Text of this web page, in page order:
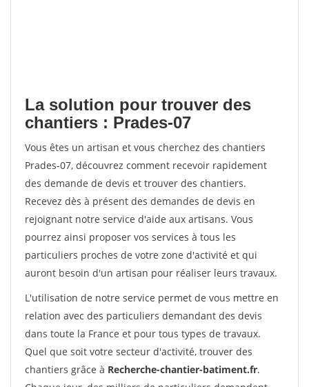
La solution pour trouver des
chantiers : Prades-07
Vous êtes un artisan et vous cherchez des chantiers
Prades-07, découvrez comment recevoir rapidement
des demande de devis et trouver des chantiers.
Recevez dès à présent des demandes de devis en
rejoignant notre service d'aide aux artisans. Vous
pourrez ainsi proposer vos services à tous les
particuliers proches de votre zone d'activité et qui
auront besoin d'un artisan pour réaliser leurs travaux.
L'utilisation de notre service permet de vous mettre en
relation avec des particuliers demandant des devis
dans toute la France et pour tous types de travaux.
Quel que soit votre secteur d'activité, trouver des
chantiers grâce à Recherche-chantier-batiment.fr.